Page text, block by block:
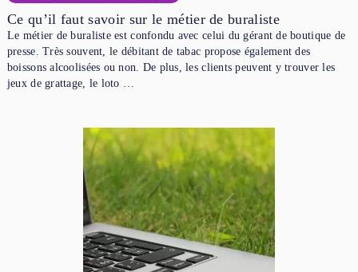
Ce qu’il faut savoir sur le métier de buraliste
Le métier de buraliste est confondu avec celui du gérant de boutique de
presse. Très souvent, le débitant de tabac propose également des
boissons alcoolisées ou non. De plus, les clients peuvent y trouver les
jeux de grattage, le loto …